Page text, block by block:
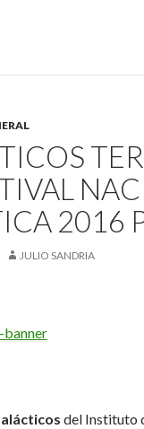
2016
JULIO SANDRIA
del Instituto